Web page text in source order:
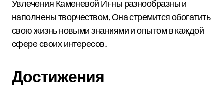
Увлечения Каменевой Инны разнообразны и
наполнены творчеством. Она стремится обогатить
свою жизнь новыми знаниями и опытом в каждой
сфере своих интересов.
Достижения